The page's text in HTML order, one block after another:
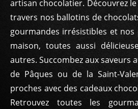
artisan chocolatier. Découvrez
travers nos ballotins de
gourmandes irrésistibles et
maison, toutes aussi
autres. Succombez aux saveurs
de Pâques ou de la Saint-
proches avec des cadeaux
Retrouvez toutes les